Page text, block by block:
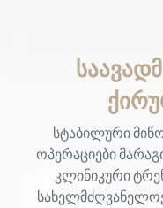
სტაბილური
ოპერაციები
კლინიკური